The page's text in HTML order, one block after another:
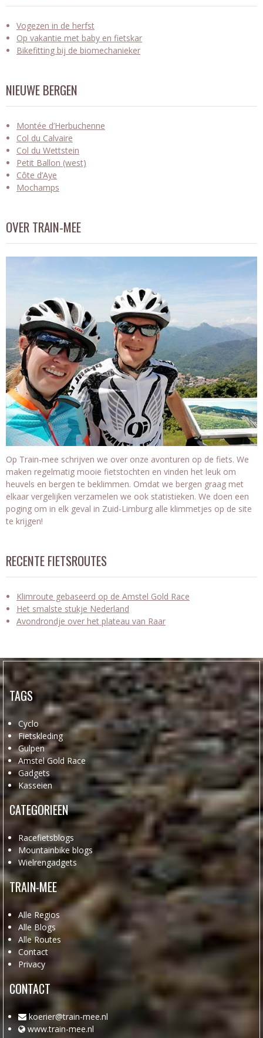
Vogezen in de herfst
Op vakantie met baby en fietskar
Bikefitting bij de biomechanieker
NIEUWE BERGEN
Montée d’Herbuchenne
Col du Calvaire
Col du Wettstein
Petit Ballon (west)
Côte d’Aye
Mochamps
OVER TRAIN-MEE
Op Train-mee schrijven we over onze avonturen op de fiets. We
maken regelmatig mooie fietstochten en vinden het leuk om
heuvels en bergen te beklimmen. Omdat we bergen graag met
elkaar vergelijken verzamelen we ook statistieken. We doen een
poging om in elk geval in Zuid-Limburg alle klimmetjes op de site
te krijgen!
RECENTE FIETSROUTES
Klimroute gebaseerd op de Amstel Gold Race
Het smalste stukje Nederland
Avondrondje over het plateau van Raar
TAGS
Cyclo
Fietskleding
Gulpen
Amstel Gold Race
Gadgets
Kasseien
CATEGORIEEN
Racefietsblogs
Mountainbike blogs
Wielrengadgets
TRAIN-MEE
Alle Regios
Alle Blogs
Alle Routes
Contact
Privacy
CONTACT
koerier@train-mee.nl
www.train-mee.nl